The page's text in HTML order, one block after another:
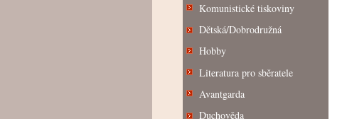
Komunistické tiskoviny
Dětská/Dobrodružná
Hobby
Literatura pro sběratele
Avantgarda
Duchověda